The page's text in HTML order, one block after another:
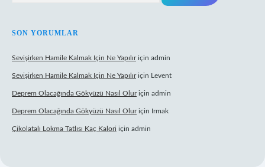
SON YORUMLAR
Sevişirken Hamile Kalmak Için Ne Yapılıriçin admin
Sevişirken Hamile Kalmak Için Ne Yapılıriçin Levent
Deprem Olacağında Gökyüzü Nasıl Oluriçin admin
Deprem Olacağında Gökyüzü Nasıl Oluriçin Irmak
Çikolatalı Lokma Tatlısı Kaç Kalori için admin